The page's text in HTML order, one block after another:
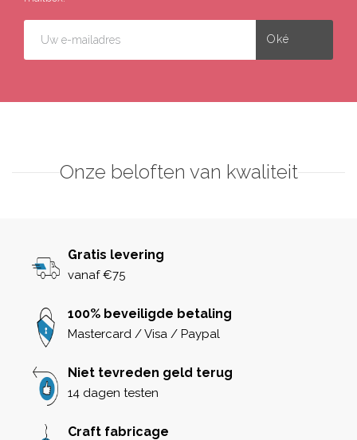
Onze beloften van kwaliteit
Gratis levering
vanaf €75
100% beveiligde betaling
Mastercard / Visa / Paypal
Niet tevreden geld terug
14 dagen testen
Craft fabricage